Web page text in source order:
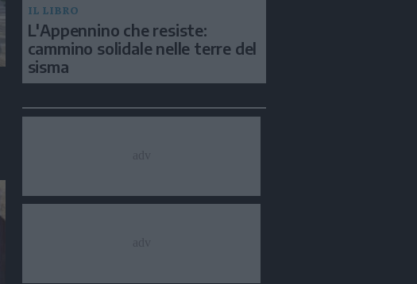
IL LIBRO
L'Appennino che resiste:
cammino solidale nelle terre del
sisma